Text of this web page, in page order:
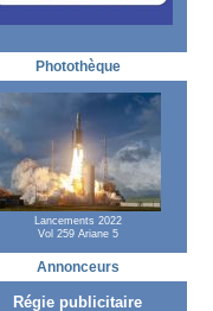
Photothèque
Lancements 2022
Vol 259 Ariane 5
Annonceurs
Régie publicitaire